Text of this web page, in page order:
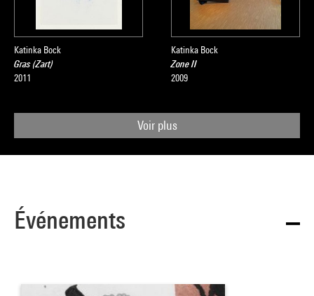
Katinka Bock
Gras (Zart)
2011
Katinka Bock
Zone II
2009
Voir plus
Événements